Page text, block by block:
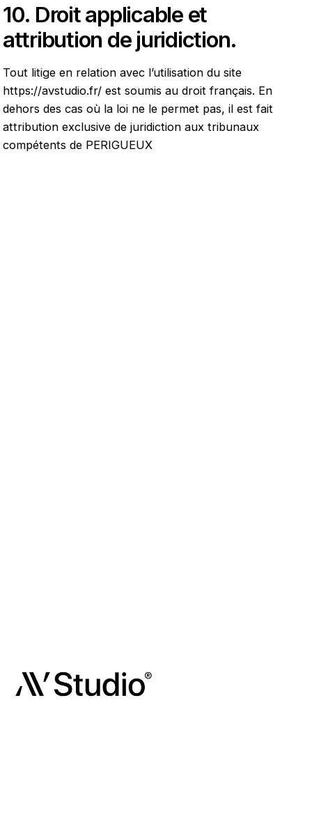
10. Droit applicable et
attribution de juridiction.
Tout litige en relation avec l’utilisation du site
https://avstudio.fr/ est soumis au droit français. En
dehors des cas où la loi ne le permet pas, il est fait
attribution exclusive de juridiction aux tribunaux
compétents de PERIGUEUX